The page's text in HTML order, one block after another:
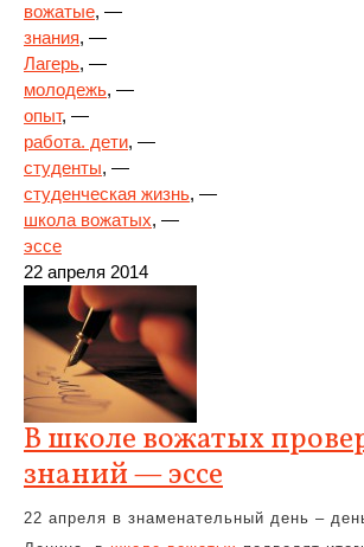
вожатые, —
знания, —
Лагерь, —
молодежь, —
опыт, —
работа. дети, —
студенты, —
студенческая жизнь, —
школа вожатых, —
эссе
22 апреля 2014
В школе вожатых
знаний — эссе
22 апреля в знаменательный день –